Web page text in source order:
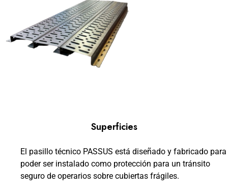
Superficies
El pasillo técnico PASSUS está diseñado y fabricado para
poder ser instalado como protección para un tránsito
seguro de operarios sobre cubiertas frágiles.